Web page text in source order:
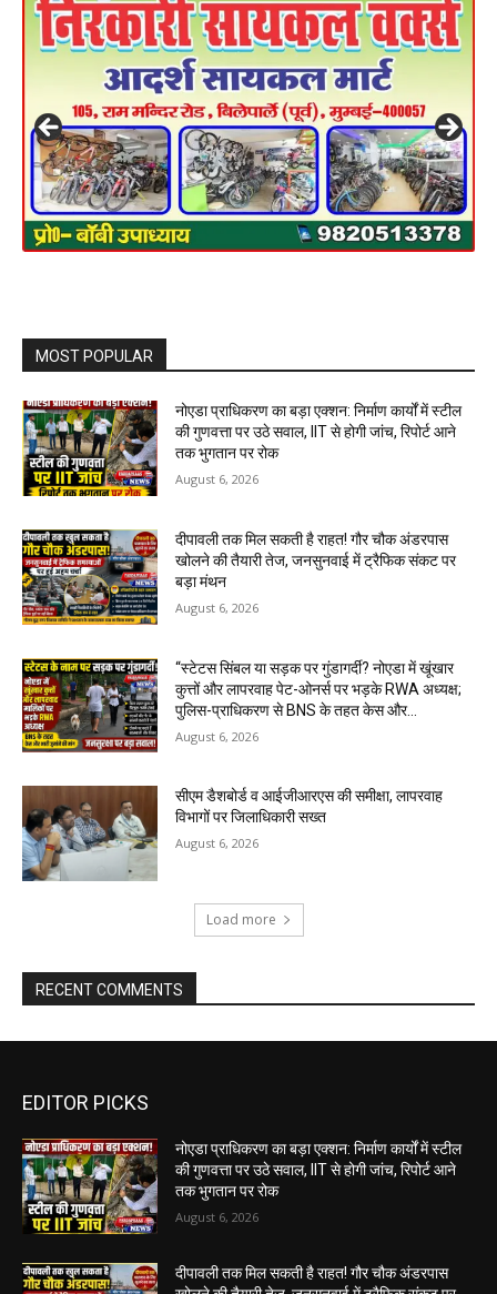
MOST POPULAR
नोएडा प्राधिकरण का बड़ा एक्शन: निर्माण कार्यों में स्टील
की गुणवत्ता पर उठे सवाल, IIT से होगी जांच, रिपोर्ट आने
तक भुगतान पर रोक
August 6, 2026
दीपावली तक मिल सकती है राहत! गौर चौक अंडरपास
खोलने की तैयारी तेज, जनसुनवाई में ट्रैफिक संकट पर
बड़ा मंथन
August 6, 2026
“स्टेटस सिंबल या सड़क पर गुंडागर्दी? नोएडा में खूंखार
कुत्तों और लापरवाह पेट-ओनर्स पर भड़के RWA अध्यक्ष;
पुलिस-प्राधिकरण से BNS के तहत केस और...
August 6, 2026
सीएम डैशबोर्ड व आईजीआरएस की समीक्षा, लापरवाह
विभागों पर जिलाधिकारी सख्त
August 6, 2026
Load more
RECENT COMMENTS
EDITOR PICKS
नोएडा प्राधिकरण का बड़ा एक्शन: निर्माण कार्यों में स्टील
की गुणवत्ता पर उठे सवाल, IIT से होगी जांच, रिपोर्ट आने
तक भुगतान पर रोक
August 6, 2026
दीपावली तक मिल सकती है राहत! गौर चौक अंडरपास